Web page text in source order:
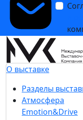
О выставке
Разделы
Атмосфера
Emotion&Drive